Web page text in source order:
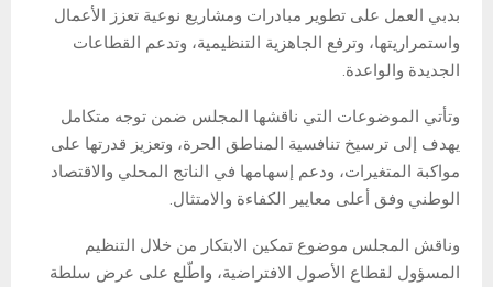
بدبي العمل على تطوير مبادرات ومشاريع نوعية تعزز الأعمال
واستمراريتها، وترفع الجاهزية التنظيمية، وتدعم القطاعات
الجديدة والواعدة.
وتأتي الموضوعات التي ناقشها المجلس ضمن توجه متكامل
يهدف إلى ترسيخ تنافسية المناطق الحرة، وتعزيز قدرتها على
مواكبة المتغيرات، ودعم إسهامها في الناتج المحلي والاقتصاد
الوطني وفق أعلى معايير الكفاءة والامتثال.
وناقش المجلس موضوع تمكين الابتكار من خلال التنظيم
المسؤول لقطاع الأصول الافتراضية، واطّلع على عرض سلطة